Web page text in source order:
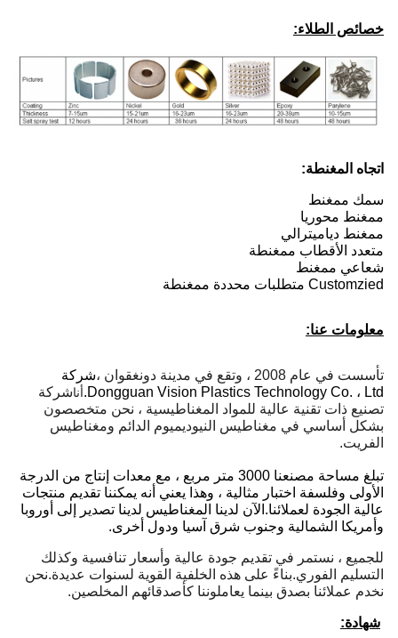
خصائص الطلاء:
اتجاه المغنطة:
سمك ممغنط
ممغنط محوريا
ممغنط دياميترالي
متعدد الأقطاب ممغنطة
شعاعي ممغنط
Customzied متطلبات محددة ممغنطة
معلومات عنا:
تأسست في عام 2008 ، وتقع في مدينة دونغقوان ،
شركة
Dongguan Vision Plastics Technology Co. ، Ltd. أناشركة
تصنيع ذات تقنية عالية للمواد المغناطيسية ، نحن متخصصون
بشكل أساسي في مغناطيس النيوديميوم الدائم ومغناطيس
الفريت.
تبلغ مساحة مصنعنا 3000 متر مربع ، مع معدات إنتاج من الدرجة
الأولى وفلسفة اختبار مثالية ، وهذا يعني أنه يمكننا تقديم منتجات
عالية الجودة لعملائنا.الآن لدينا المغناطيس لدينا تصدير إلى أوروبا
وأمريكا الشمالية وجنوب شرق آسيا ودول أخرى.
للجميع ، نستمر في تقديم جودة عالية وأسعار تنافسية وكذلك
التسليم الفوري.بناءً على هذه الخلفية القوية لسنوات عديدة.نحن
نخدم عملائنا بصدق بينما يعاملوننا كأصدقائهم المخلصين.
شهادة: